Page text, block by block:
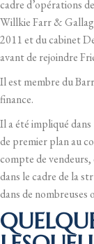
cadre d’opérations
Willkie Farr &
2011 et du cabinet
avant de rejoindre
Il est membre du
finance.
Il a été impliqué
de premier plan au
compte de vendeurs,
dans le cadre de la
dans de nombreuses